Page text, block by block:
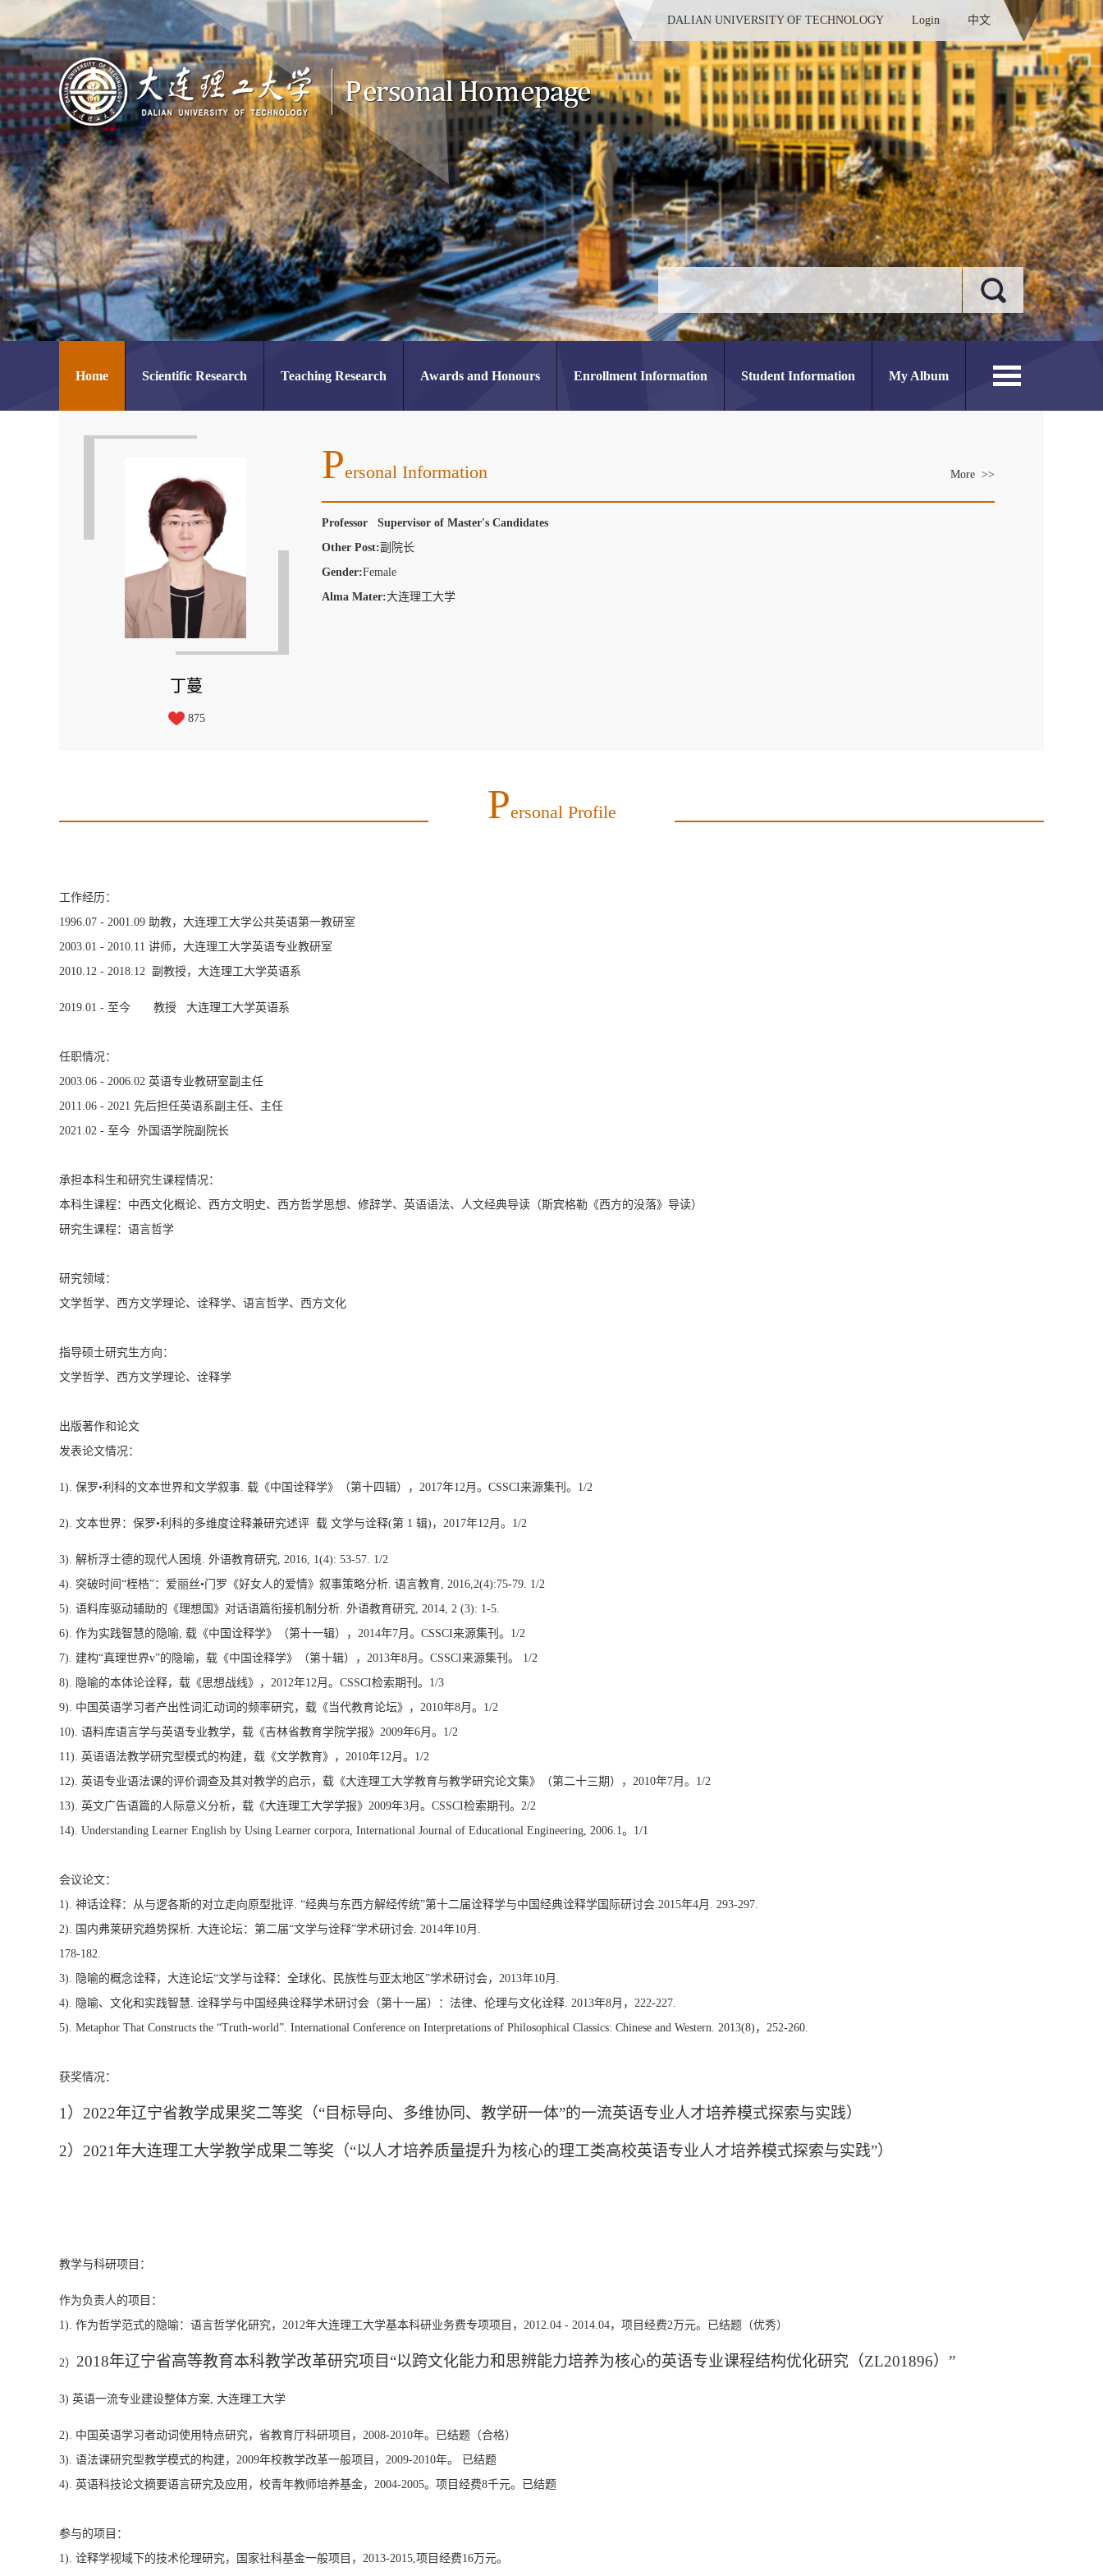
DALIAN UNIVERSITY OF TECHNOLOGY Login 中文
Home Scientific Research Teaching Research Awards and Honours Enrollment Information Student Information My Album
丁蔓
875
PErsonal Information More >>
Professor Supervisor of Master's Candidates
Other Post:副院长
Gender:Female
Alma Mater:大连理工大学
PErsonal Profile
工作经历：
1996.07 - 2001.09 助教，大连理工大学公共英语第一教研室
2003.01 - 2010.11 讲师，大连理工大学英语专业教研室
2010.12 - 2018.12 副教授，大连理工大学英语系
2019.01 - 至今 教授 大连理工大学英语系
任职情况：
2003.06 - 2006.02 英语专业教研室副主任
2011.06 - 2021 先后担任英语系副主任、主任
2021.02 - 至今 外国语学院副院长
承担本科生和研究生课程情况：
本科生课程：中西文化概论、西方文明史、西方哲学思想、修辞学、英语语法、人文经典导读（斯宾格勒《西方的没落》导读）
研究生课程：语言哲学
研究领域：
文学哲学、西方文学理论、诠释学、语言哲学、西方文化
指导硕士研究生方向：
文学哲学、西方文学理论、诠释学
出版著作和论文
发表论文情况：
1). 保罗•利科的文本世界和文学叙事. 载《中国诠释学》（第十四辑），2017年12月。CSSCI来源集刊。1/2
2). 文本世界：保罗•利科的多维度诠释兼研究述评 载 文学与诠释(第 1 辑)，2017年12月。1/2
3). 解析浮士德的现代人困境. 外语教育研究, 2016, 1(4): 53-57. 1/2
4). 突破时间“桎梏”：爱丽丝•门罗《好女人的爱情》叙事策略分析. 语言教育, 2016,2(4):75-79. 1/2
5). 语料库驱动辅助的《理想国》对话语篇衔接机制分析. 外语教育研究, 2014, 2 (3): 1-5.
6). 作为实践智慧的隐喻, 载《中国诠释学》（第十一辑），2014年7月。CSSCI来源集刊。1/2
7). 建构“真理世界v”的隐喻，载《中国诠释学》（第十辑），2013年8月。CSSCI来源集刊。 1/2
8). 隐喻的本体论诠释，载《思想战线》，2012年12月。CSSCI检索期刊。1/3
9). 中国英语学习者产出性词汇动词的频率研究，载《当代教育论坛》，2010年8月。1/2
10). 语料库语言学与英语专业教学，载《吉林省教育学院学报》2009年6月。1/2
11). 英语语法教学研究型模式的构建，载《文学教育》，2010年12月。1/2
12). 英语专业语法课的评价调查及其对教学的启示，载《大连理工大学教育与教学研究论文集》（第二十三期），2010年7月。1/2
13). 英文广告语篇的人际意义分析，载《大连理工大学学报》2009年3月。CSSCI检索期刊。2/2
14). Understanding Learner English by Using Learner corpora, International Journal of Educational Engineering, 2006.1。1/1
会议论文：
1). 神话诠释：从与逻各斯的对立走向原型批评. “经典与东西方解经传统”第十二届诠释学与中国经典诠释学国际研讨会.2015年4月. 293-297.
2). 国内弗莱研究趋势探析. 大连论坛：第二届“文学与诠释”学术研讨会. 2014年10月.
178-182.
3). 隐喻的概念诠释，大连论坛“文学与诠释：全球化、民族性与亚太地区”学术研讨会，2013年10月.
4). 隐喻、文化和实践智慧. 诠释学与中国经典诠释学术研讨会（第十一届）：法律、伦理与文化诠释. 2013年8月，222-227.
5). Metaphor That Constructs the “Truth-world”. International Conference on Interpretations of Philosophical Classics: Chinese and Western. 2013(8)，252-260.
获奖情况：
1）2022年辽宁省教学成果奖二等奖（“目标导向、多维协同、教学研一体”的一流英语专业人才培养模式探索与实践）
2）2021年大连理工大学教学成果二等奖（“以人才培养质量提升为核心的理工类高校英语专业人才培养模式探索与实践”）
教学与科研项目：
作为负责人的项目：
1). 作为哲学范式的隐喻：语言哲学化研究，2012年大连理工大学基本科研业务费专项项目，2012.04 - 2014.04，项目经费2万元。已结题（优秀）
2） 2018年辽宁省高等教育本科教学改革研究项目“以跨文化能力和思辨能力培养为核心的英语专业课程结构优化研究（ZL201896）”
3) 英语一流专业建设整体方案, 大连理工大学
2). 中国英语学习者动词使用特点研究，省教育厅科研项目，2008-2010年。已结题（合格）
3). 语法课研究型教学模式的构建，2009年校教学改革一般项目，2009-2010年。 已结题
4). 英语科技论文摘要语言研究及应用，校青年教师培养基金，2004-2005。项目经费8千元。已结题
参与的项目：
1). 诠释学视域下的技术伦理研究，国家社科基金一般项目，2013-2015,项目经费16万元。